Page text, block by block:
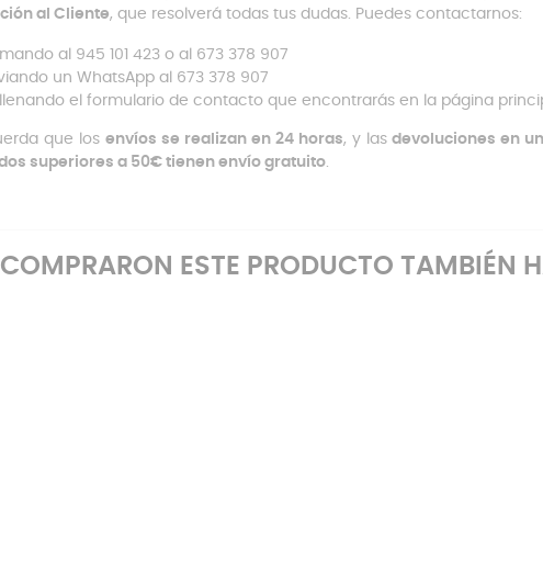
al Cliente, que resolverá todas tus dudas. Puedes contactarnos:
al 945 101 423 o al 673 378 907
un WhatsApp al 673 378 907
el formulario de contacto que encontrarás en la página
que los envíos se realizan en 24 horas, y lasdevoluciones en
superiores a 50€ tienen envío gratuito.
COMPRARON ESTE PRODUCTO TAMBIÉN